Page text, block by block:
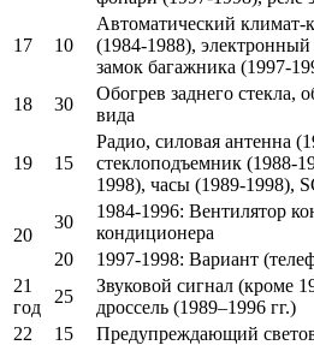
17 10
Автоматический климат-
(1984-1988),
замок багажника (1997-
18
30
Обогрев заднего стекла,
вида
19 15
Радио, силовая антенна
стеклоподъемник (1988-
1998), часы (1989-1998),
20
30
1984-1996: Вентилятор
кондиционера
20
1997-1998: Вариант
21
год
25
Звуковой сигнал (кроме
дроссель (1989–1996 гг.)
22
15 Предупреждающий